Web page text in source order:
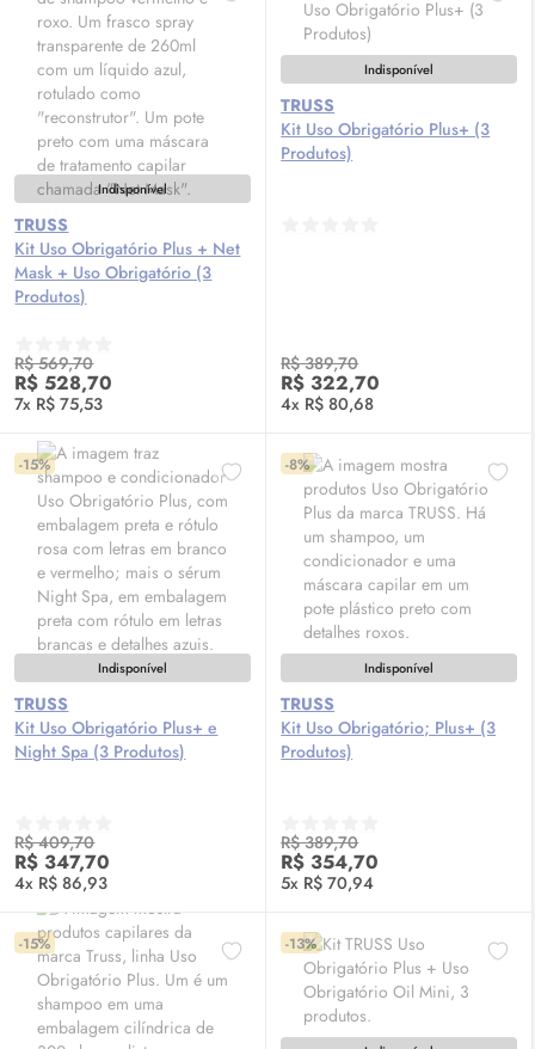
Indisponível
TRUSS
Kit Uso Obrigatório Plus + Net
Mask + Uso Obrigatório (3
Produtos)
R$ 569,70
R$ 528,70
7x R$ 75,53
Indisponível
TRUSS
Kit Uso Obrigatório Plus+ (3
Produtos)
R$ 389,70
R$ 322,70
4x R$ 80,68
-15%
Indisponível
TRUSS
Kit Uso Obrigatório Plus+ e
Night Spa (3 Produtos)
R$ 409,70
R$ 347,70
4x R$ 86,93
-8%
Indisponível
TRUSS
Kit Uso Obrigatório; Plus+ (3
Produtos)
R$ 389,70
R$ 354,70
5x R$ 70,94
-15% -13%